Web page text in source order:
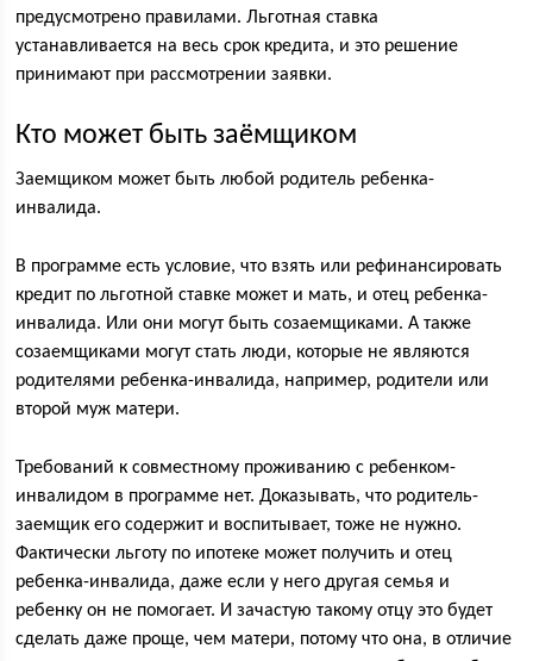
предусмотрено правилами. Льготная ставка
устанавливается на весь срок кредита, и это решение
принимают при рассмотрении заявки.
Кто может быть заёмщиком
Заемщиком может быть любой родитель ребенка-
инвалида.
В программе есть условие, что взять или рефинансировать
кредит по льготной ставке может и мать, и отец ребенка-
инвалида. Или они могут быть созаемщиками. А также
созаемщиками могут стать люди, которые не являются
родителями ребенка-инвалида, например, родители или
второй муж матери.
Требований к совместному проживанию с ребенком-
инвалидом в программе нет. Доказывать, что родитель-
заемщик его содержит и воспитывает, тоже не нужно.
Фактически льготу по ипотеке может получить и отец
ребенка-инвалида, даже если у него другая семья и
ребенку он не помогает. И зачастую такому отцу это будет
сделать даже проще, чем матери, потому что она, в отличие